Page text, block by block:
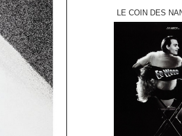
LE COIN DES